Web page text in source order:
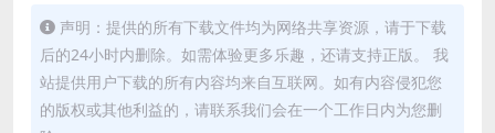
声明：提供的所有下载文件均为网络共享资源，请于下载
后的24小时内删除。如需体验更多乐趣，还请支持正版。 我
站提供用户下载的所有内容均来自互联网。如有内容侵犯您
的版权或其他利益的，请联系我们会在一个工作日内为您删